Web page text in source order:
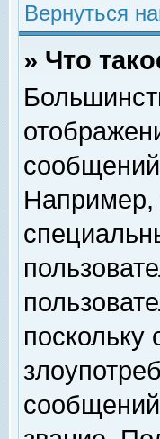
Вернуться
» Что
Например,